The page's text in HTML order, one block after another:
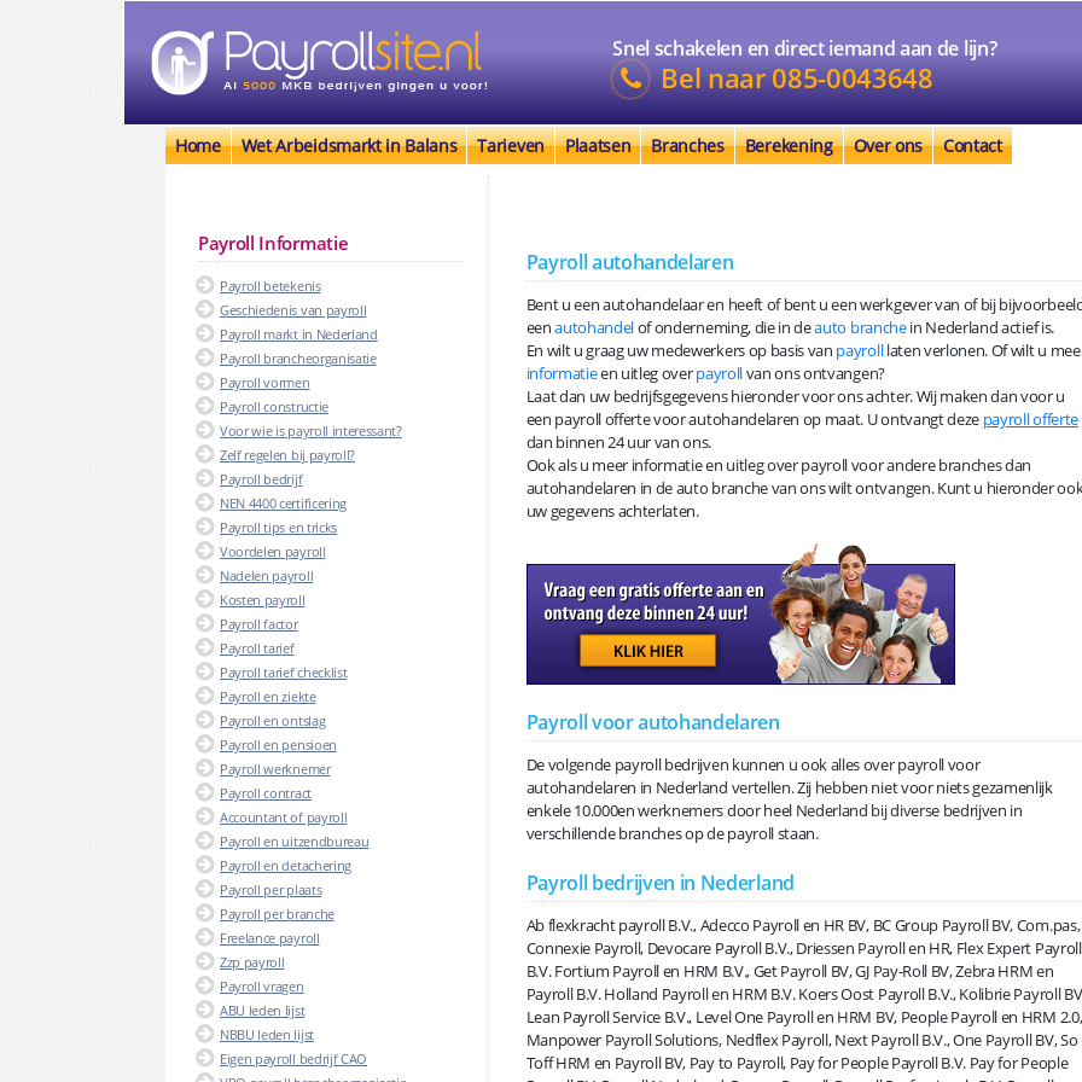
Snel schakelen en direct iemand aan de lijn?
Bel naar085-0043648
Home Wet Arbeidsmarkt in Balans Tarieven Plaatsen Branches Berekening Over ons Contact
Payroll Informatie
Payroll betekenis
Geschiedenis van payroll
Payroll markt in Nederland
Payroll brancheorganisatie
Payroll vormen
Payroll constructie
Voor wie is payroll interessant?
Zelf regelen bij payroll?
Payroll bedrijf
NEN 4400 certificering
Payroll tips en tricks
Voordelen payroll
Nadelen payroll
Kosten payroll
Payroll factor
Payroll tarief
Payroll tarief checklist
Payroll en ziekte
Payroll en ontslag
Payroll en pensioen
Payroll werknemer
Payroll contract
Accountant of payroll
Payroll en uitzendbureau
Payroll en detachering
Payroll per plaats
Payroll per branche
Freelance payroll
Zzp payroll
Payroll vragen
ABU leden lijst
NBBU leden lijst
Eigen payroll bedrijf CAO
Payroll autohandelaren
Bent u een autohandelaar en heeft of bent u een werkgever van of bij
eenautohandelof onderneming, die in deauto branchein Nederland actief is.
En wilt u graag uw medewerkers op basis van payrolllaten verlonen. Of wilt u
informatieen uitleg overpayrollvan ons ontvangen?
Laat dan uw bedrijfsgegevens hieronder voor ons achter. Wij maken dan voor u
een payroll offerte voor autohandelaren op maat. U ontvangt deze payroll offerte
dan binnen 24 uur van ons.
Ook als u meer informatie en uitleg over payroll voor andere branches dan
autohandelaren in de auto branche van ons wilt ontvangen. Kunt u hieronder
uw gegevens achterlaten.
Payroll voor autohandelaren
De volgende payroll bedrijven kunnen u ook alles over payroll voor
autohandelaren in Nederland vertellen. Zij hebben niet voor niets gezamenlijk
enkele 10.000en werknemers door heel Nederland bij diverse bedrijven in
verschillende branches op de payroll staan.
Payroll bedrijven in Nederland
Ab flexkracht payroll B.V., Adecco Payroll en HR BV, BC Group Payroll BV, Com.pas,
Connexie Payroll, Devocare Payroll B.V., Driessen Payroll en HR, Flex Expert Payroll
B.V. Fortium Payroll en HRM B.V., Get Payroll BV, GJ Pay-Roll BV, Zebra HRM en
Payroll B.V. Holland Payroll en HRM B.V. Koers Oost Payroll B.V., Kolibrie Payroll
Lean Payroll Service B.V., Level One Payroll en HRM BV, People Payroll en HRM 2.0,
Manpower Payroll Solutions, Nedflex Payroll, Next Payroll B.V., One Payroll BV, So
Toff HRM en Payroll BV, Pay to Payroll, Pay for People Payroll B.V. Pay for People